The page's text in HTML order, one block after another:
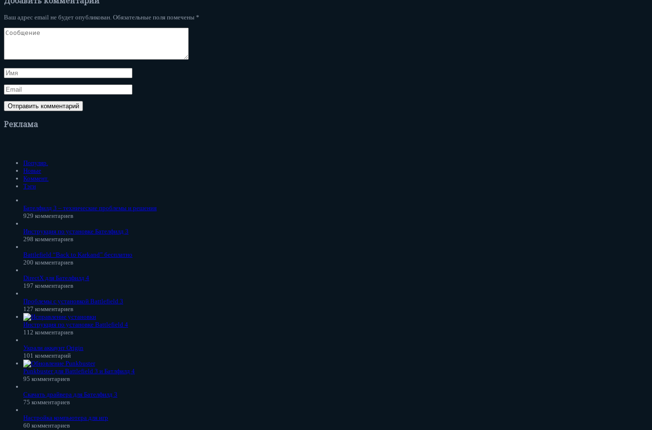
Ваш адрес email не будет опубликован. Обязательные поля помечены *
Реклама
Популяр.
Новые
Коммент.
Тэги
Бателфилд 3 – технические проблемы и решения
929 комментариев
Инструкция по установке Бателфилд 3
298 комментариев
Battlefield “Back to Karkand” бесплатно
200 комментариев
DirectX для Бателфилд 4
197 комментариев
Проблемы с установкой Battlefield 3
127 комментариев
Инструкция по установке Battlefield 4
112 комментариев
Украли аккаунт Origin
101 комментарий
Punkbuster для Battlefield 3 и Батлфилд 4
95 комментариев
Скачать драйвера для Бателфилд 3
75 комментариев
Настройка компьютера для игр
60 комментариев